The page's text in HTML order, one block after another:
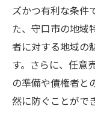
ズかつ有利な条件
た、守口市の地域
者に対する地域の
す。さらに、任意
の準備や債権者と
然に防ぐことがで